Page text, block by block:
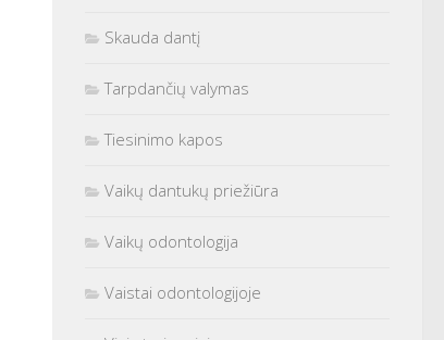
Skauda dantį
Tarpdančių valymas
Tiesinimo kapos
Vaikų dantukų priežiūra
Vaikų odontologija
Vaistai odontologijoje